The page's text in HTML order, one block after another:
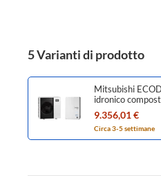
5 Varianti di prodotto
Mitsubishi
idronico
Inverter
WZ140VAA-
9.356,01 €
Circa 3-5 settimane